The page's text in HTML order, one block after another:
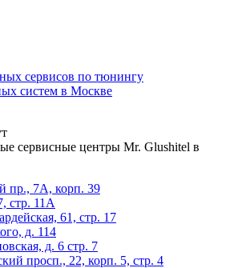
сервисов по тюнингу
систем в Москве
сервисные центры Mr. Glushitel в
пр., 7А, корп. 39
стр. 11А
61, стр. 17
д. 114
д. 6 стр. 7
просп., 22, корп. 5, стр. 4